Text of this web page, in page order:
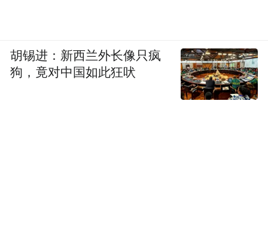
胡锡进：新西兰外长像只疯
狗，竟对中国如此狂吠